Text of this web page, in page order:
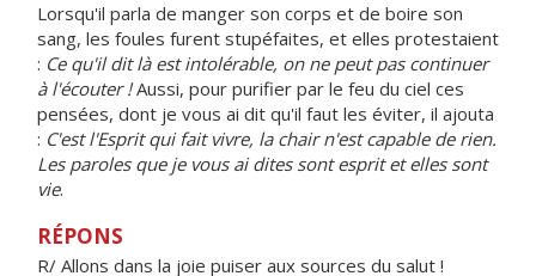
Lorsqu'il parla de manger son corps et de boire son
sang, les foules furent stupéfaites, et elles protestaient
: Ce qu'il dit là est intolérable, on ne peut pas continuer
à l'écouter !Aussi, pour purifier par le feu du ciel ces
pensées, dont je vous ai dit qu'il faut les éviter, il ajouta
: C'est l'Esprit qui fait vivre, la chair n'est capable de rien.
Les paroles que je vous ai dites sont esprit et elles sont
vie.
RÉPONS
R/ Allons dans la joie puiser aux sources du salut !